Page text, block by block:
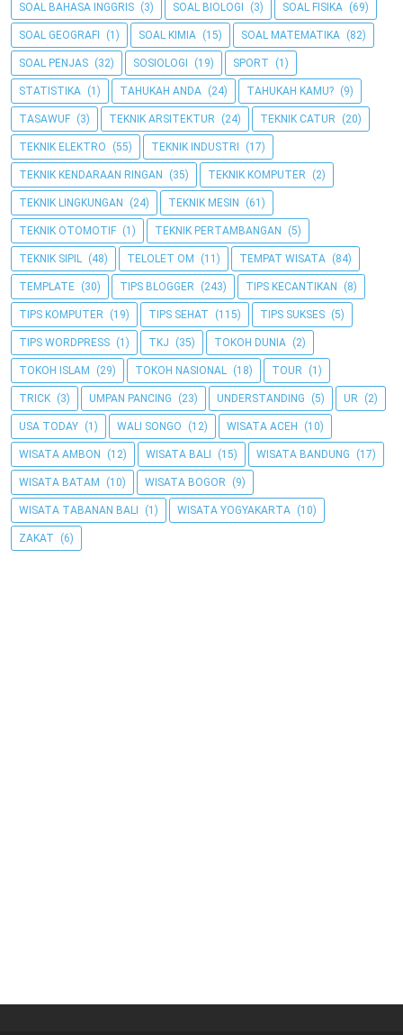
SOAL BAHASA INGGRIS (3) SOAL BIOLOGI (3) SOAL FISIKA (69)
SOAL GEOGRAFI (1) SOAL KIMIA (15) SOAL MATEMATIKA (82)
SOAL PENJAS (32) SOSIOLOGI (19) SPORT (1)
STATISTIKA (1) TAHUKAH ANDA (24) TAHUKAH KAMU? (9)
TASAWUF (3) TEKNIK ARSITEKTUR (24) TEKNIK CATUR (20)
TEKNIK ELEKTRO (55) TEKNIK INDUSTRI (17)
TEKNIK KENDARAAN RINGAN (35) TEKNIK KOMPUTER (2)
TEKNIK LINGKUNGAN (24) TEKNIK MESIN (61)
TEKNIK OTOMOTIF (1) TEKNIK PERTAMBANGAN (5)
TEKNIK SIPIL (48) TELOLET OM (11) TEMPAT WISATA (84)
TEMPLATE (30) TIPS BLOGGER (243) TIPS KECANTIKAN (8)
TIPS KOMPUTER (19) TIPS SEHAT (115) TIPS SUKSES (5)
TIPS WORDPRESS (1) TKJ (35) TOKOH DUNIA (2)
TOKOH ISLAM (29) TOKOH NASIONAL (18) TOUR (1)
TRICK (3) UMPAN PANCING (23) UNDERSTANDING (5) UR (2)
USA TODAY (1) WALI SONGO (12) WISATA ACEH (10)
WISATA AMBON (12) WISATA BALI (15) WISATA BANDUNG (17)
WISATA BATAM (10) WISATA BOGOR (9)
WISATA TABANAN BALI (1) WISATA YOGYAKARTA (10)
ZAKAT (6)